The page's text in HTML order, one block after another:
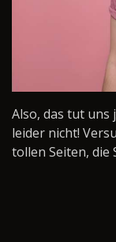
Also, das tut uns
leider nicht!
tollen Seiten, die